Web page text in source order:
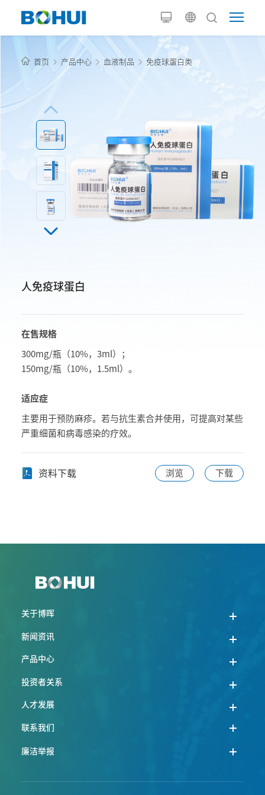
首页 产品中心 血液制品 免疫球蛋白类
人免疫球蛋白
在售规格
300mg/瓶（10%，3ml）；
150mg/瓶（10%，1.5ml）。
适应症
主要用于预防麻疹。若与抗生素合并使用，可提高对某些
严重细菌和病毒感染的疗效。
资料下载 浏览 下载
关于博晖
新闻资讯
产品中心
投资者关系
人才发展
联系我们
廉洁举报